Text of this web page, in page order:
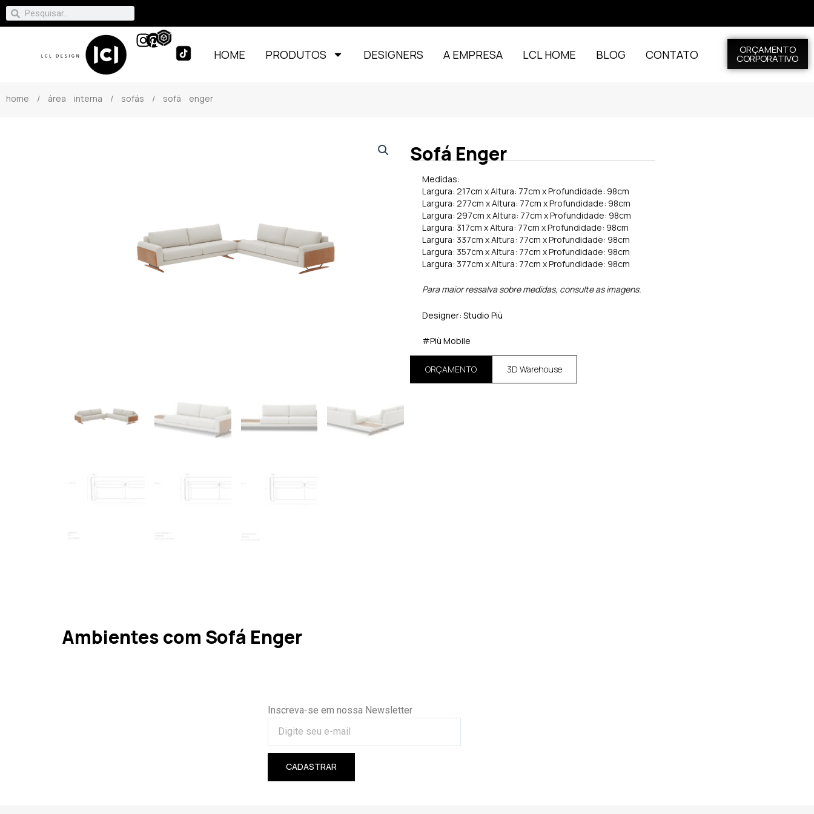
HOME PRODUTOS DESIGNERS A EMPRESA LCL HOME BLOG CONTATO ORÇAMENTO
CORPORATIVO
home / área interna / sofás / sofá enger
Sofá Enger
Medidas:
Largura: 217cm x Altura: 77cm x Profundidade: 98cm
Largura: 277cm x Altura: 77cm x Profundidade: 98cm
Largura: 297cm x Altura: 77cm x Profundidade: 98cm
Largura: 317cm x Altura: 77cm x Profundidade: 98cm
Largura: 337cm x Altura: 77cm x Profundidade: 98cm
Largura: 357cm x Altura: 77cm x Profundidade: 98cm
Largura: 377cm x Altura: 77cm x Profundidade: 98cm
Para maior ressalva sobre medidas, consulte as imagens.
Designer: Studio Più
#Più Mobile
ORÇAMENTO 3D Warehouse
Ambientes com Sofá Enger
Inscreva-se em nossa Newsletter
CADASTRAR